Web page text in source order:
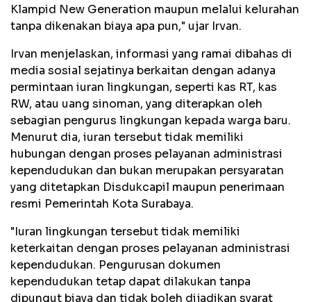
Klampid New Generation maupun melalui kelurahan
tanpa dikenakan biaya apa pun," ujar Irvan.
Irvan menjelaskan, informasi yang ramai dibahas di
media sosial sejatinya berkaitan dengan adanya
permintaan iuran lingkungan, seperti kas RT, kas
RW, atau uang sinoman, yang diterapkan oleh
sebagian pengurus lingkungan kepada warga baru.
Menurut dia, iuran tersebut tidak memiliki
hubungan dengan proses pelayanan administrasi
kependudukan dan bukan merupakan persyaratan
yang ditetapkan Disdukcapil maupun penerimaan
resmi Pemerintah Kota Surabaya.
"Iuran lingkungan tersebut tidak memiliki
keterkaitan dengan proses pelayanan administrasi
kependudukan. Pengurusan dokumen
kependudukan tetap dapat dilakukan tanpa
dipungut biaya dan tidak boleh dijadikan syarat